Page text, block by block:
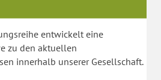
entwickelt eine
zu den aktuellen
innerhalb unserer Gesellschaft.